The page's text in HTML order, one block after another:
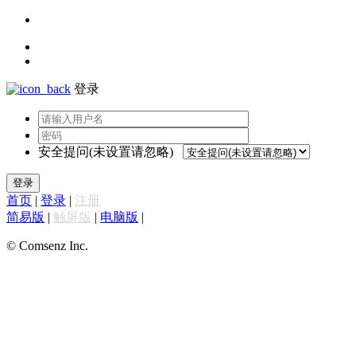
登录
安全提问(未设置请忽略)
登录
首页 | 登录 | 注册
简易版 | 触屏版 | 电脑版 |
© Comsenz Inc.